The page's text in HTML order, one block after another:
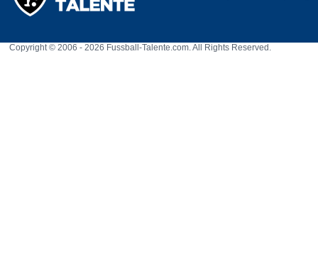
Copyright © 2006 - 2026 Fussball-Talente.com. All Rights Reserved.